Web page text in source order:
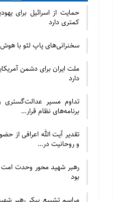
حمایت از اسرائیل برای
کمتری دارد
سخنرانی‌های پاپ لئو با
ملت ایران برای دشمن
دارد
تداوم مسیر عدالت‌گستری
برنامه‌های نظام قرار…
تقدیر آیت الله اعرافی از
و روحانیت در…
رهبر شهید محور وحدت
بود